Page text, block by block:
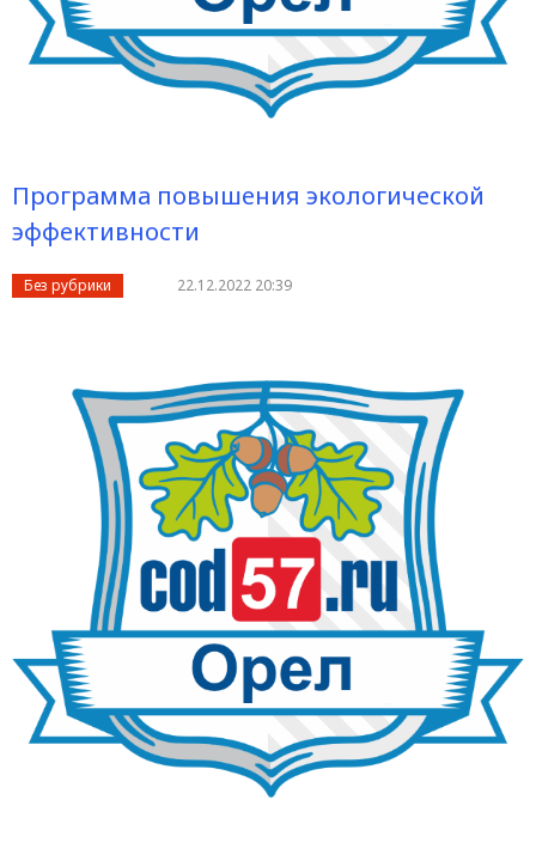
Программа повышения экологической
эффективности
Без рубрики 22.12.2022 20:39